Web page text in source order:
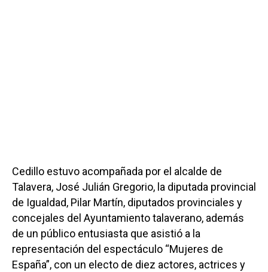
Cedillo estuvo acompañada por el alcalde de
Talavera, José Julián Gregorio, la diputada provincial
de Igualdad, Pilar Martín, diputados provinciales y
concejales del Ayuntamiento talaverano, además
de un público entusiasta que asistió a la
representación del espectáculo “Mujeres de
España”, con un electo de diez actores, actrices y